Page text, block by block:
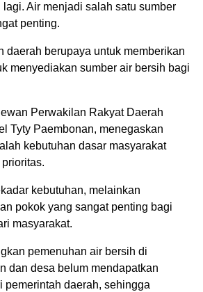
Air menjadi salah satu sumber
penting.
daerah berupaya untuk memberikan
menyediakan sumber air bersih bagi
Perwakilan Rakyat Daerah
Tyty Paembonan, menegaskan
kebutuhan dasar masyarakat
kebutuhan, melainkan
pokok yang sangat penting bagi
masyarakat.
pemenuhan air bersih di
dan desa belum mendapatkan
pemerintah daerah, sehingga